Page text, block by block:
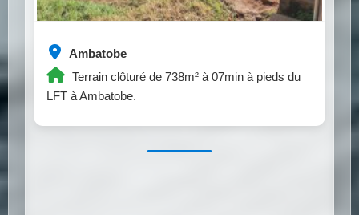
Ambatobe
Terrain clôturé de 738m² à 07min à pieds du
LFT à Ambatobe.